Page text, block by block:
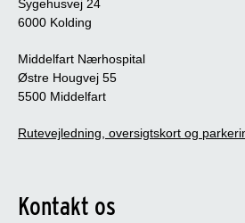
Sygehusvej 24
6000 Kolding
Middelfart Nærhospital
Østre Hougvej 55
5500 Middelfart
Rutevejledning, oversigtskort og
Kontakt os